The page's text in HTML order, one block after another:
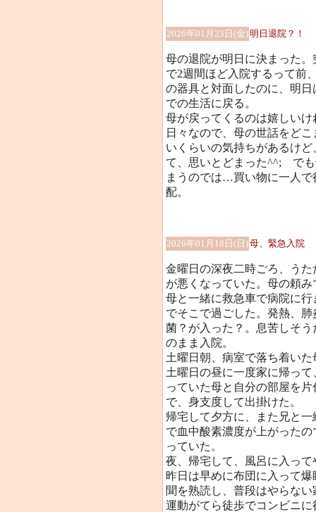
2026年01月23日(金)明日退院？！
母の退院が明日に決まった
で2週間ほど入院するって前
の器具と対面したのに、明
での生活に戻る。
母が戻ってくるのは嬉しい
日々なので、母の世話をど
いくらいの気持ちがあるけ
て、思いとどまった^^; で
まうのでは…買い物に一人
配。
2026年01月18日(日)母、緊急入院
金曜日の深夜二時ごろ、う
が悪くなっていた。母の頼
母と一緒に救急車で病院に
でそこで過ごした。発熱、
菌？が入った？。息苦しそ
のまま入院。
土曜日朝、病室で落ち着い
土曜日の昼に一度家に帰っ
っていた母と自分の部屋を
で、身支度して出掛けた。
帰宅して夕方に、また兄と
で血中酸素濃度が上がった
っていた。
夜、帰宅して、風呂に入っ
昨日は早めに布団に入って
聞を熟読し、普段はやらな
運動がてら徒歩でコンビニ